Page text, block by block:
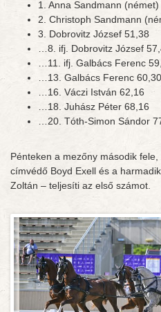
1. Anna Sandmann
2. Christoph Sandmann
3. Dobrovitz József 51,38
…8. ifj. Dobrovitz József
…11. ifj. Galbács Ferenc
…13. Galbács Ferenc 60,30
…16. Váczi István 62,16
…18. Juhász Péter 68,16
…20. Tóth-Simon Sándor
Pénteken a mezőny második
címvédő Boyd Exell és a
Zoltán – teljesíti az első számot.